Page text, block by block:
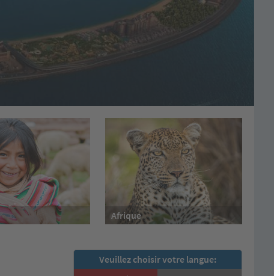
Afrique
Veuillez choisir votre langue: